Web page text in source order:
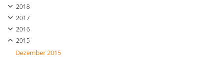
2018
2017
2016
2015
Dezember 2015